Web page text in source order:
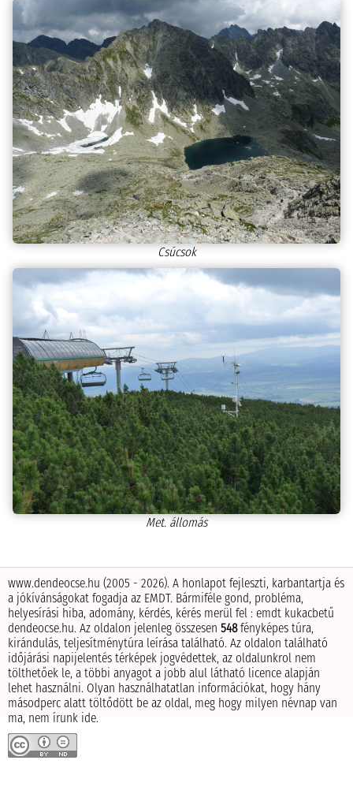
Csúcsok
Met. állomás
www.dendeocse.hu (2005 - 2026). A honlapot fejleszti, karbantartja és
a jókívánságokat fogadja az EMDT. Bármiféle gond, probléma,
helyesírási hiba, adomány, kérdés, kérés merül fel : emdt kukacbetű
dendeocse.hu. Az oldalon jelenleg összesen 548fényképes túra,
kirándulás, teljesítménytúra leírása található. Az oldalon található
időjárási napijelentés térképek jogvédettek, az oldalunkrol nem
tölthetőek le, a többi anyagot a jobb alul látható licence alapján
lehet használni. Olyan használhatatlan információkat, hogy hány
másodperc alatt töltődött be az oldal, meg hogy milyen névnap van
ma, nem írunk ide.